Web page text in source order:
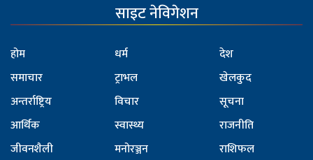
साइट नेविगेशन
होम
समाचार
अन्तर्राष्ट्रिय
आर्थिक
जीवनशैली
धर्म
ट्राभल
विचार
स्वास्थ्य
मनोरञ्जन
देश
खेलकुद
सूचना
राजनीति
राशिफल